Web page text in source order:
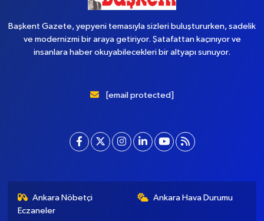
Başkent Gazete, yepyeni temasıyla sizleri buluştururken, sadelik
ve modernizmi bir araya getiriyor. Şatafattan kaçınıyor ve
insanlara haber okuyabilecekleri bir altyapı sunuyor.
[email protected]
Ankara Nöbetçi
Eczaneler
Ankara Hava Durumu